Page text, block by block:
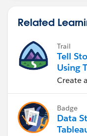
こうすることで累
ます。
Related
Trail
Tell
Using
Create
Badge
Data